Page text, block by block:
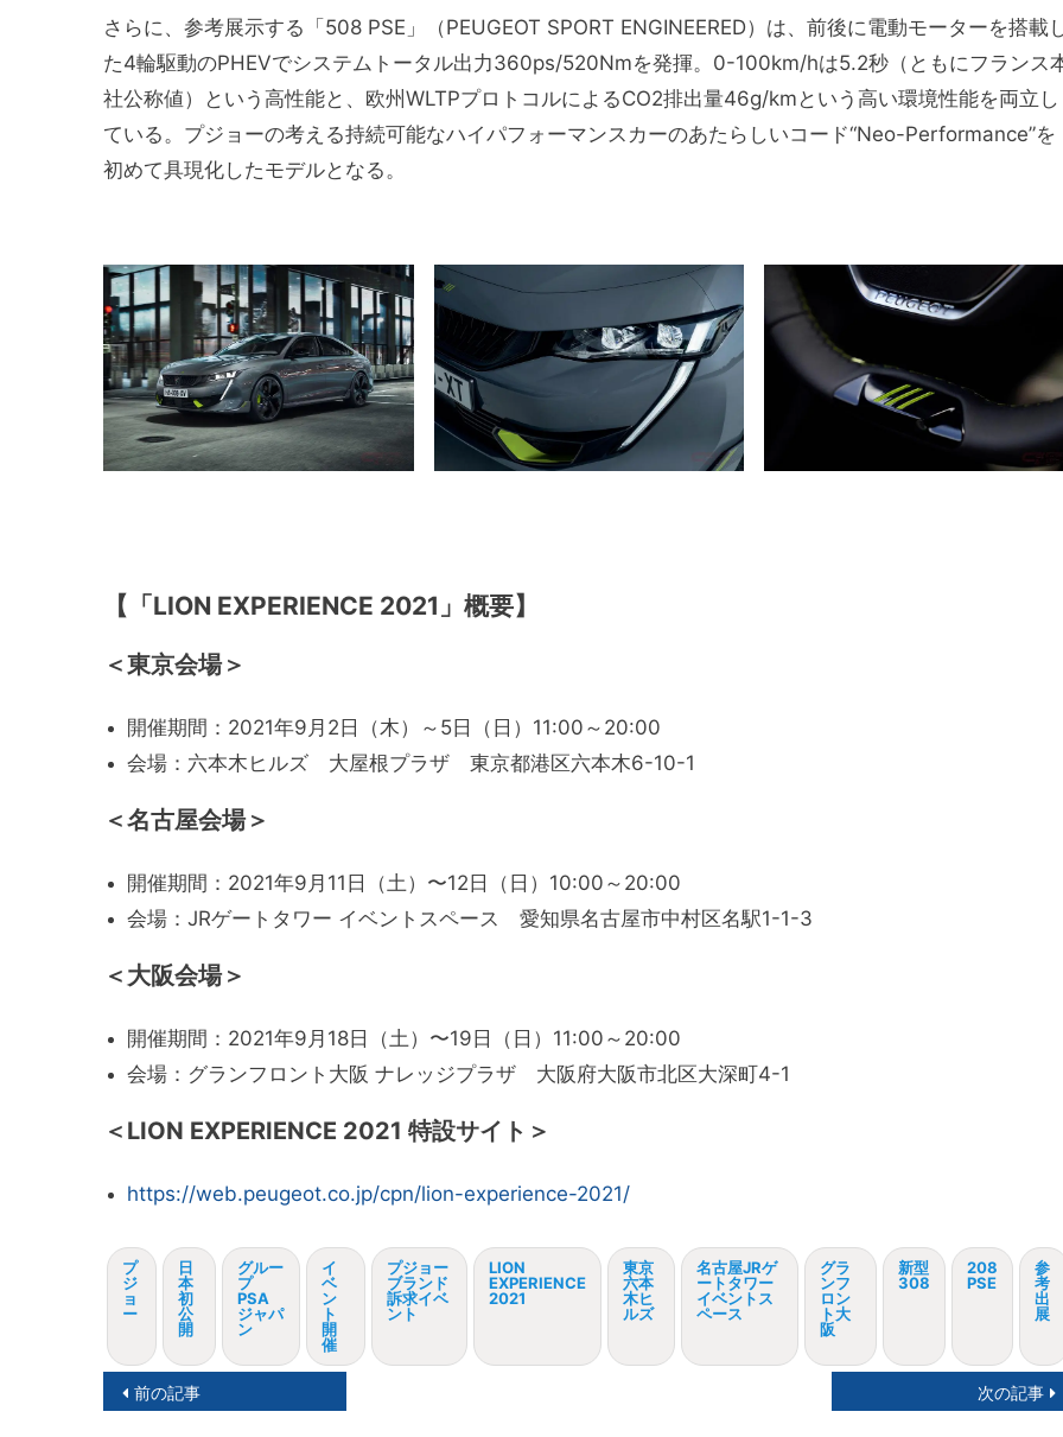
さらに、参考展示する「508 PSE」（PEUGEOT SPORT ENGINEERED）は、前後に電動モーターを搭載
た4輪駆動のPHEVでシステムトータル出力360ps/520Nmを発揮。0-100km/hは5.2秒（ともにフランス
社公称値）という高性能と、欧州WLTPプロトコルによるCO2排出量46g/kmという高い環境性能を両立し
ている。プジョーの考える持続可能なハイパフォーマンスカーのあたらしいコード“Neo-Performance”を
初めて具現化したモデルとなる。
【「LION EXPERIENCE 2021」概要】
＜東京会場＞
開催期間：2021年9月2日（木）～5日（日）11:00～20:00
会場：六本木ヒルズ 大屋根プラザ 東京都港区六本木6-10-1
＜名古屋会場＞
開催期間：2021年9月11日（土）〜12日（日）10:00～20:00
会場：JRゲートタワー イベントスペース 愛知県名古屋市中村区名駅1-1-3
＜大阪会場＞
開催期間：2021年9月18日（土）〜19日（日）11:00～20:00
会場：グランフロント大阪 ナレッジプラザ 大阪府大阪市北区大深町4-1
＜LION EXPERIENCE 2021 特設サイト＞
https://web.peugeot.co.jp/cpn/lion-experience-2021/
プ
ジ
ョ
ー
日
本
初
公
開
グルー
プ
PSA
ジャパ
ン
イ
ベ
ン
ト
開
催
プジョー
ブランド
訴求イベ
ント
LION
EXPERIENCE
2021
東京
六本
木ヒ
ルズ
名古屋JRゲ
ートタワー
イベントス
ペース
グラ
ンフ
ロン
ト大
阪
新型
308
208
PSE
参
考
出
展
投前の記事 次の記事